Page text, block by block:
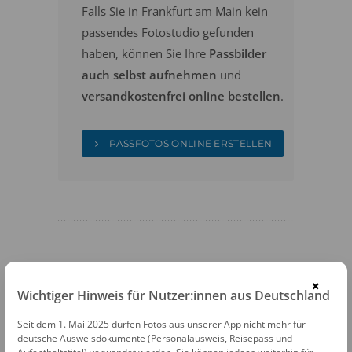
Falls Sie in Frankfurt am Main kein
passendes Fotostudio gefunden
haben, können Sie Ihre Passbilder
auch selbst aufnehmen und
versandkostenfrei online bestellen.
PASSFOTOS ONLINE ERSTELLEN
Bornheim Mitte
×
Wichtiger Hinweis für Nutzer:innen aus Deutschland
Seit dem 1. Mai 2025 dürfen Fotos aus unserer App nicht mehr für
deutsche Ausweisdokumente (Personalausweis, Reisepass und